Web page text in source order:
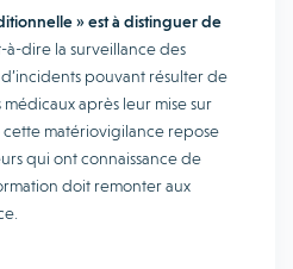
» est à distinguer de
à-dire la surveillance des
pouvant résulter de
médicaux après leur mise sur
matériovigilance repose
qui ont connaissance de
doit remonter aux